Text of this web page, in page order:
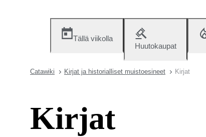
Tällä viikolla
Huutokaupat
Catawiki Kirjat ja historialliset muistoesineet Kirjat
Kirjat